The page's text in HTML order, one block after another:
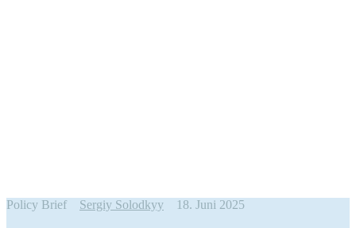
Policy Brief Sergiy Solodkyy 18. Juni 2025